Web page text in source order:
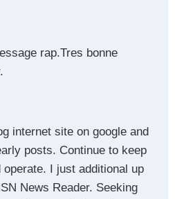
rap.Tres bonne
internet site on google and
posts. Continue to keep
I just additional up
News Reader. Seeking